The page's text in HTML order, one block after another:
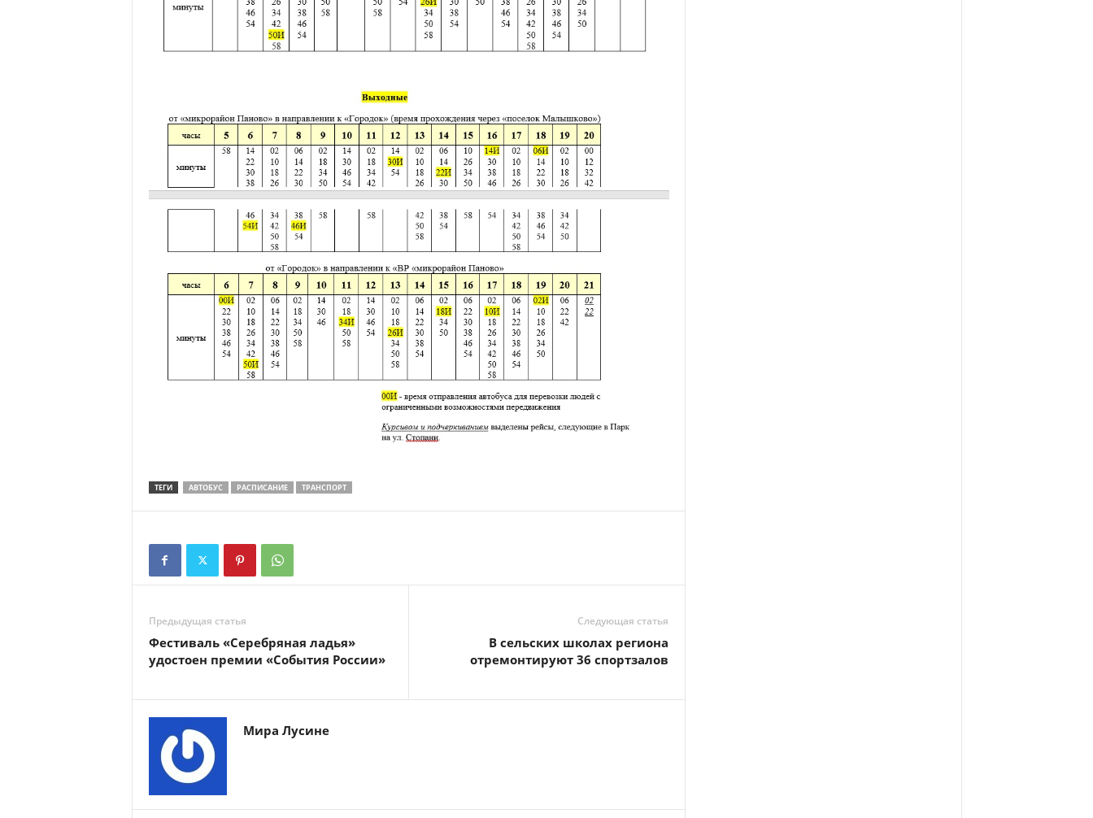
ТЕГИ АВТОБУС РАСПИСАНИЕ ТРАНСПОРТ
Предыдущая статья
Фестиваль «Серебряная ладья»
удостоен премии «События России»
Следующая статья
В сельских школах региона
отремонтируют 36 спортзалов
Мира Лусине